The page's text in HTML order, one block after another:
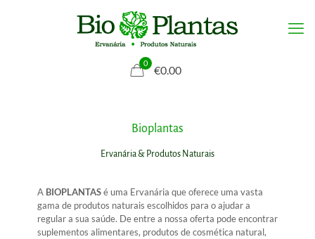
0
€0.00
Bioplantas
Ervanária & Produtos Naturais
A BIOPLANTASé uma Ervanária que oferece uma vasta
gama de produtos naturais escolhidos para o ajudar a
regular a sua saúde. De entre a nossa oferta pode encontrar
suplementos alimentares, produtos de cosmética natural,